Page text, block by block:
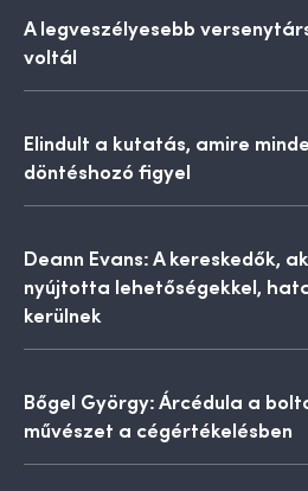
A legveszélyesebb
voltál
Elindult a kutatás, amire
döntéshozó figyel
Deann Evans: A kereskedők,
nyújtotta lehetőségekkel,
kerülnek
Bőgel György: Árcédula a
művészet a cégértékelésben